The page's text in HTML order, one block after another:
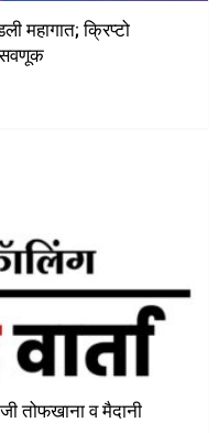
महागात; क्रिप्टो
तोफखाना व मैदानी